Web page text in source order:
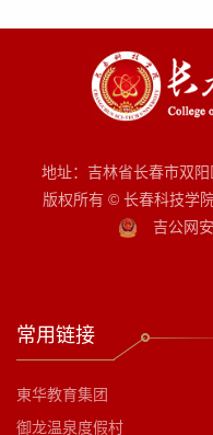
地址：吉林省长春市双
版权所有 © 长春科技学
吉公网
常用链接
東华教育集团
御龙温泉度假村